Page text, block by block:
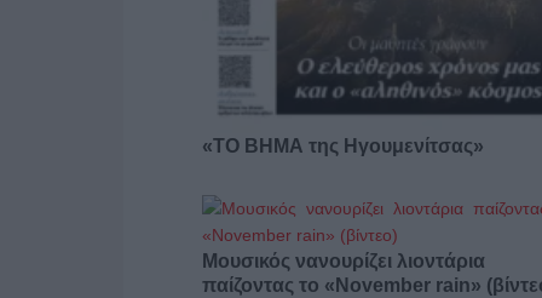
«ΤΟ ΒΗΜΑ της Ηγουμενίτσας»
Μουσικός νανουρίζει λιοντάρια
παίζοντας το «November rain»